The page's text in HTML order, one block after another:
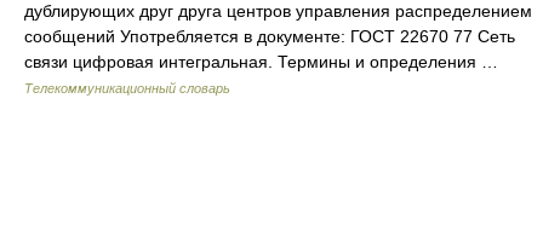
дублирующих друг друга центров управления распределением
сообщений Употребляется в документе: ГОСТ 22670 77 Сеть
связи цифровая интегральная. Термины и определения …
Телекоммуникационный словарь